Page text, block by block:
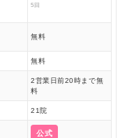
5回
無料
無料
2営業日前20時まで無
料
21院
公式